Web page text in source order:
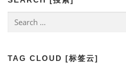
for:
TAG CLOUD [标签云]